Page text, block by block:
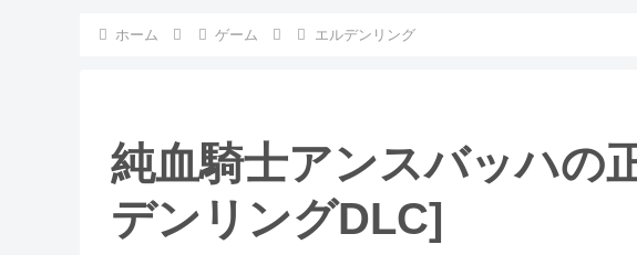
ホーム ゲーム エルデンリング
純血騎士アンスバッハの
デンリングDLC]